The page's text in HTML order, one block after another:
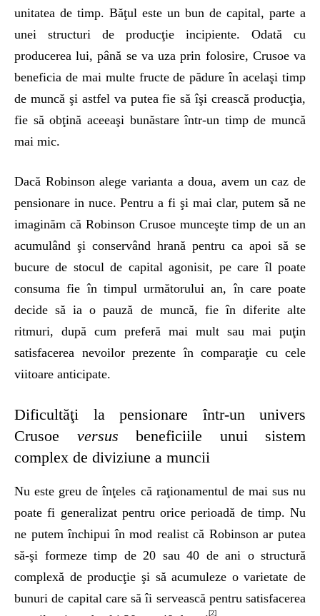
unitatea de timp. Băţul este un bun de capital, parte a
unei structuri de producţie incipiente. Odată cu
producerea lui, până se va uza prin folosire, Crusoe va
beneficia de mai multe fructe de pădure în acelaşi timp
de muncă şi astfel va putea fie să îşi crească producţia,
fie să obţină aceeaşi bunăstare într-un timp de muncă
mai mic.
Dacă Robinson alege varianta a doua, avem un caz de
pensionare in nuce. Pentru a fi şi mai clar, putem să ne
imaginăm că Robinson Crusoe munceşte timp de un an
acumulând şi conservând hrană pentru ca apoi să se
bucure de stocul de capital agonisit, pe care îl poate
consuma fie în timpul următorului an, în care poate
decide să ia o pauză de muncă, fie în diferite alte
ritmuri, după cum preferă mai mult sau mai puţin
satisfacerea nevoilor prezente în comparaţie cu cele
viitoare anticipate.
Dificultăţi la pensionare într-un univers
Crusoe versus beneficiile unui sistem
complex de diviziune a muncii
Nu este greu de înţeles că raţionamentul de mai sus nu
poate fi generalizat pentru orice perioadă de timp. Nu
ne putem închipui în mod realist că Robinson ar putea
să-şi formeze timp de 20 sau 40 de ani o structură
complexă de producţie şi să acumuleze o varietate de
bunuri de capital care să îi servească pentru satisfacerea
[2]